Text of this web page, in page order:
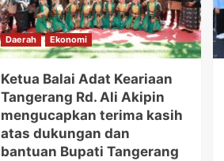
Daerah Ekonomi
Ketua Balai Adat Keariaan
Tangerang Rd. Ali Akipin
mengucapkan terima kasih
atas dukungan dan
bantuan Bupati Tangerang